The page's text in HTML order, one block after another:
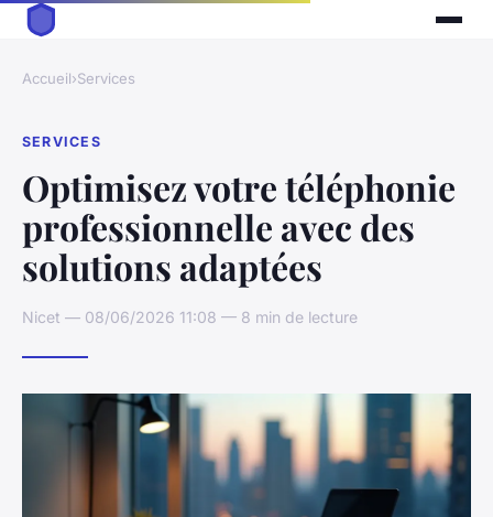
Accueil›Services
SERVICES
Optimisez votre téléphonie
professionnelle avec des
solutions adaptées
Nicet — 08/06/2026 11:08 — 8 min de lecture